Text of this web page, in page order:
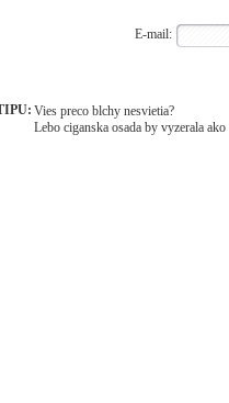
E-mail:
Vies preco blchy nesvietia?
Lebo ciganska osada by vyzerala